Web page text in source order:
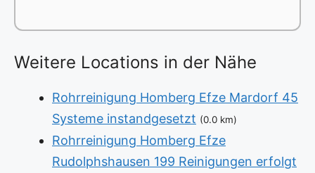
Weitere Locations in der Nähe
Rohrreinigung Homberg Efze Mardorf 45
Systeme instandgesetzt (0.0 km)
Rohrreinigung Homberg Efze
Rudolphshausen 199 Reinigungen erfolgt